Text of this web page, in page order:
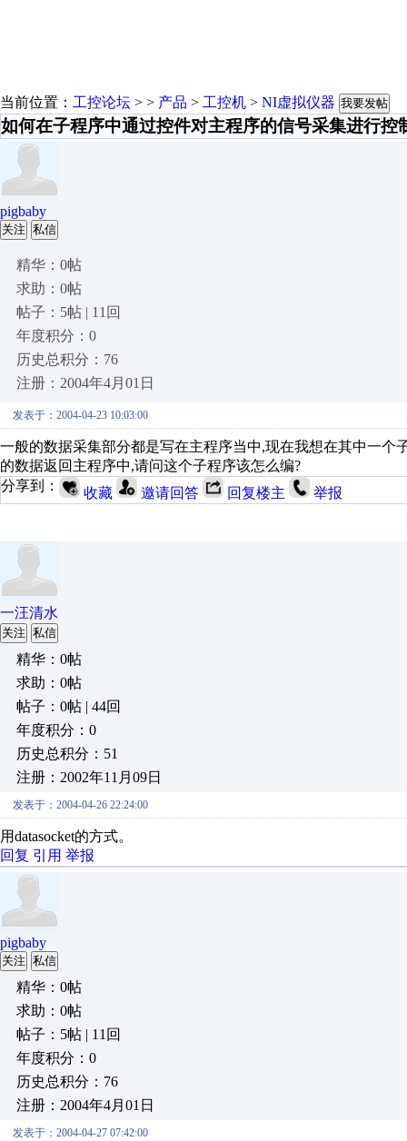
当前位置： 工控论坛 > > 产品 > 工控机 > NI虚拟仪器 我要发帖
如何在子程序中通过控件对主程序的信号采集进行控
pigbaby
关注 私信
精华：0帖
求助：0帖
帖子：5帖 | 11回
年度积分：0
历史总积分：76
注册：2004年4月01日
发表于：2004-04-23 10:03:00
一般的数据采集部分都是写在主程序当中,现在我想在其中一
的数据返回主程序中,请问这个子程序该怎么编?
分享到：
收藏 邀请回答 回复楼主 举报
一汪清水
关注 私信
精华：0帖
求助：0帖
帖子：0帖 | 44回
年度积分：0
历史总积分：51
注册：2002年11月09日
发表于：2004-04-26 22:24:00
用datasocket的方式。
回复 引用 举报
pigbaby
关注 私信
精华：0帖
求助：0帖
帖子：5帖 | 11回
年度积分：0
历史总积分：76
注册：2004年4月01日
发表于：2004-04-27 07:42:00